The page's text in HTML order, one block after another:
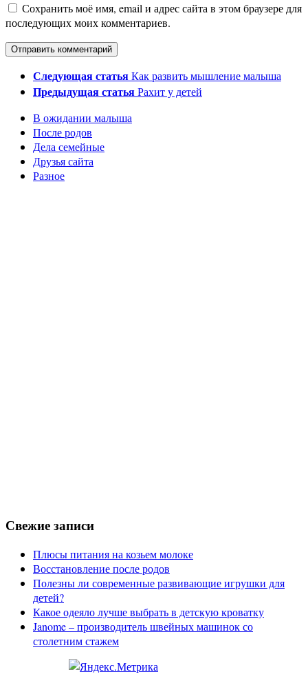
Сохранить моё имя, email и адрес сайта в этом браузере для
последующих моих комментариев.
Следующая статьяКак развить мышление малыша
Предыдущая статьяРахит у детей
В ожидании малыша
После родов
Дела семейные
Друзья сайта
Разное
Свежие записи
Плюсы питания на козьем молоке
Восстановление после родов
Полезны ли современные развивающие игрушки для
детей?
Какое одеяло лучше выбрать в детскую кроватку
Janome – производитель швейных машинок со
столетним стажем